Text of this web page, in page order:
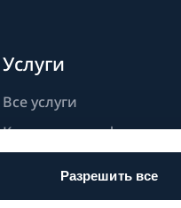
Разрешить все
Услуги
Все услуги
Контактная информация